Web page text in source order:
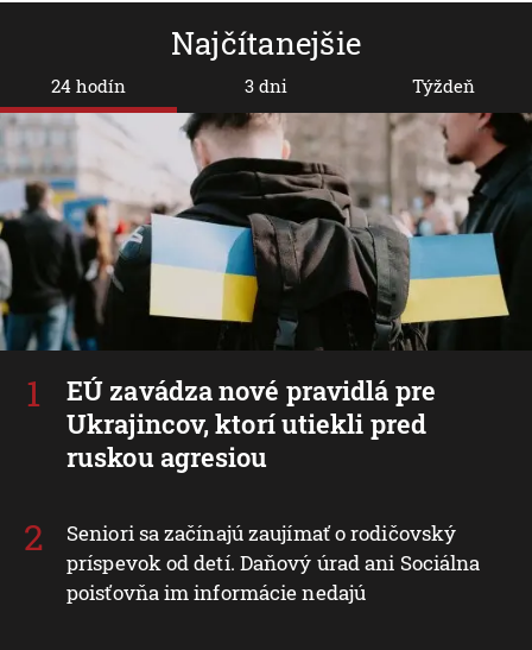
Najčítanejšie
24 hodín
EÚ zavádza nové pravidlá pre
Ukrajincov, ktorí utiekli pred
ruskou agresiou
Seniori sa začínajú zaujímať o rodičovský
príspevok od detí. Daňový úrad ani Sociálna
poisťovňa im informácie nedajú
3 dni Týždeň